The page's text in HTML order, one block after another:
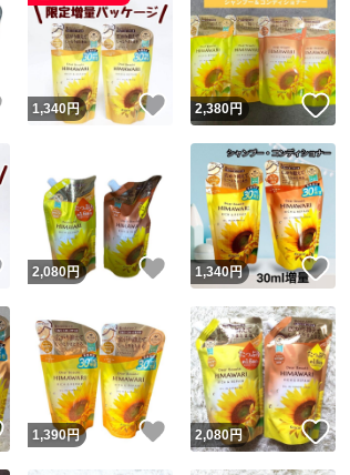
ユーザーの実績
Yahoo!フリマが定めた一定の基準を満たしたユー
安心取引出品者
安心取引出品者 Yahoo!フリマの基準をク
取引実績
この商品の情報をコ
商品画像の無断転載は禁止されています
いいね！
1,340円 いいね！
2,380円 い
いいね！
2,080円 いいね！
1,340円
いいね！
1,390円 いいね！
2,080円 い